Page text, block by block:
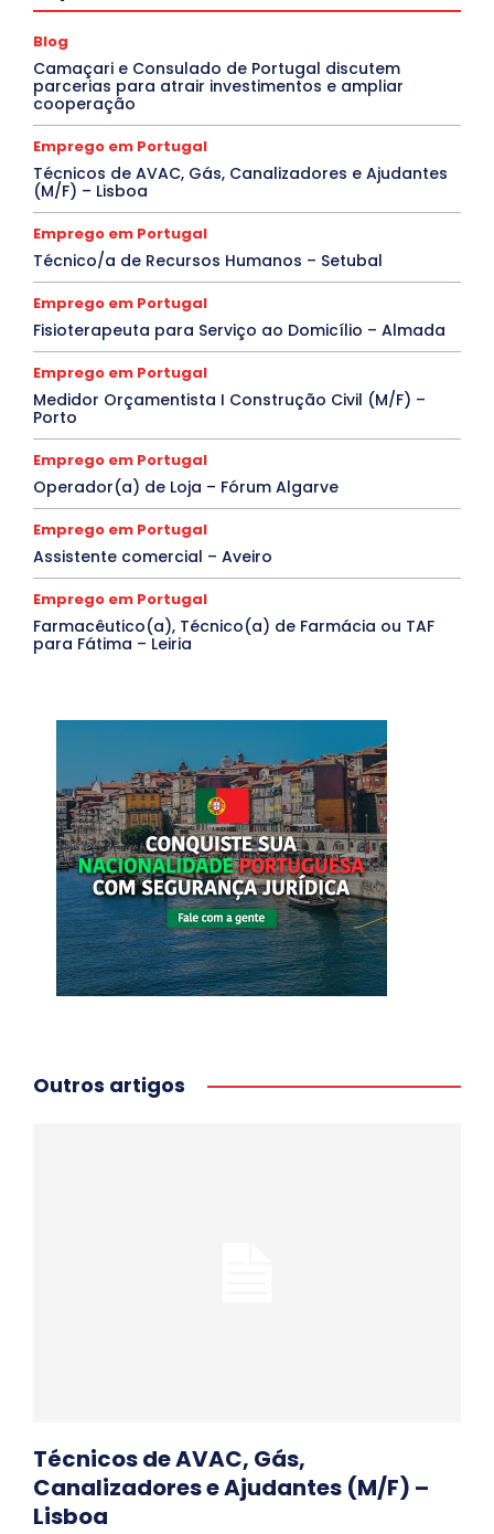
Blog
Camaçari e Consulado de Portugal discutem
parcerias para atrair investimentos e ampliar
cooperação
Emprego em Portugal
Técnicos de AVAC, Gás, Canalizadores e Ajudantes
(M/F) – Lisboa
Emprego em Portugal
Técnico/a de Recursos Humanos – Setubal
Emprego em Portugal
Fisioterapeuta para Serviço ao Domicílio – Almada
Emprego em Portugal
Medidor Orçamentista I Construção Civil (M/F) –
Porto
Emprego em Portugal
Operador(a) de Loja – Fórum Algarve
Emprego em Portugal
Assistente comercial – Aveiro
Emprego em Portugal
Farmacêutico(a), Técnico(a) de Farmácia ou TAF
para Fátima – Leiria
Outros artigos
Técnicos de AVAC, Gás,
Canalizadores e Ajudantes (M/F) –
Lisboa